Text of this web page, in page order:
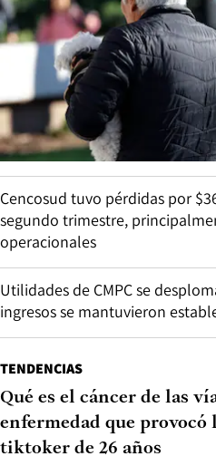
Cencosud tuvo pérdidas por
segundo trimestre,
operacionales
Utilidades de CMPC se
ingresos se mantuvieron
TENDENCIAS
Qué es el cáncer de las
enfermedad que provocó
tiktoker de 26 años